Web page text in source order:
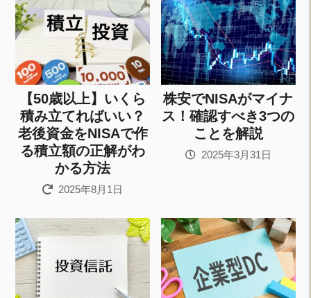
【50歳以上】いくら
積み立てればいい？
老後資金をNISAで作
る積立額の正解がわ
かる方法
2025年8月1日
株安でNISAがマイナ
ス！確認すべき3つの
ことを解説
2025年3月31日